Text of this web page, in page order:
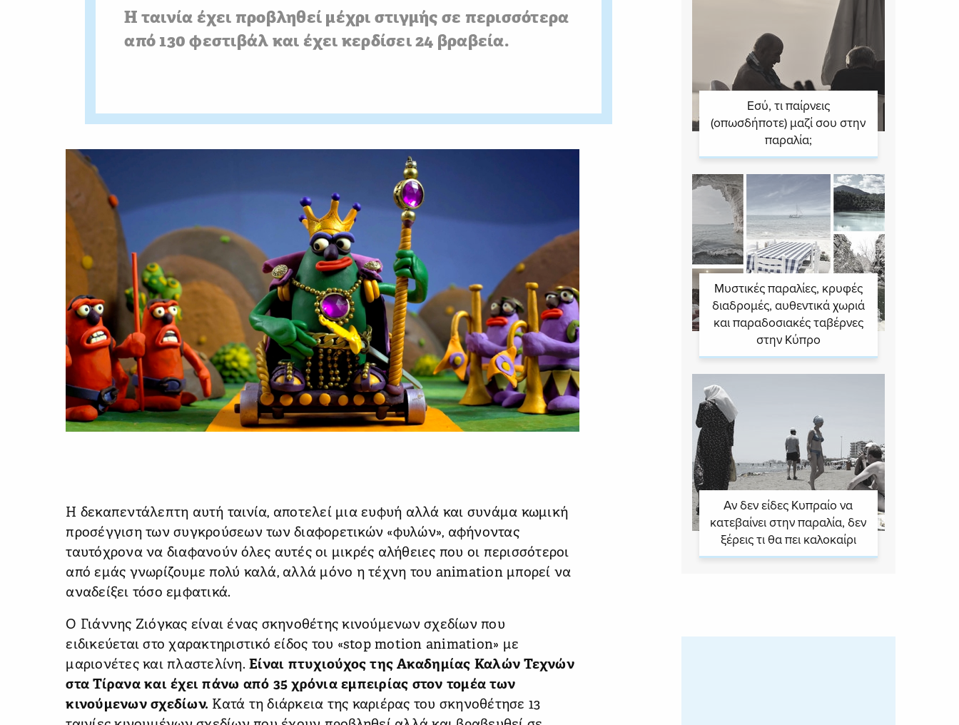
Η ταινία έχει προβληθεί μέχρι στιγμής σε περισσότερα
από 130 φεστιβάλ και έχει κερδίσει 24 βραβεία.
Η δεκαπεντάλεπτη αυτή ταινία, αποτελεί μια ευφυή αλλά και συνάμα κωμική
προσέγγιση των συγκρούσεων των διαφορετικών «φυλών», αφήνοντας
ταυτόχρονα να διαφανούν όλες αυτές οι μικρές αλήθειες που οι περισσότεροι
από εμάς γνωρίζουμε πολύ καλά, αλλά µόνο η τέχνη του animation μπορεί να
αναδείξει τόσο εμφατικά.
Ο Γιάννης Ζιόγκας είναι ένας σκηνοθέτης κινούμενων σχεδίων που
ειδικεύεται στο χαρακτηριστικό είδος του «stop motion animation» με
μαριονέτες και πλαστελίνη.Είναι πτυχιούχος της Ακαδημίας Καλών Τεχνών
στα Τίρανα και έχει πάνω από 35 χρόνια εμπειρίας στον τομέα των
κινούμενων σχεδίων. Κατά τη διάρκεια της καριέρας του σκηνοθέτησε 13
Εσύ, τι παίρνεις
(οπωσδήποτε) μαζί σου στην
παραλία;
Μυστικές παραλίες, κρυφές
διαδρομές, αυθεντικά χωριά
και παραδοσιακές ταβέρνες
στην Κύπρο
Αν δεν είδες Κυπραίο να
κατεβαίνει στην παραλία, δεν
ξέρεις τι θα πει καλοκαίρι